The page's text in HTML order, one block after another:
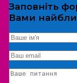
Екскурсія/
Заповніть
Вами